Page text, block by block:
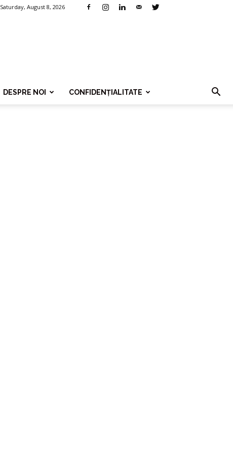
Saturday, August 8, 2026
DESPRE NOI CONFIDENȚIALITATE